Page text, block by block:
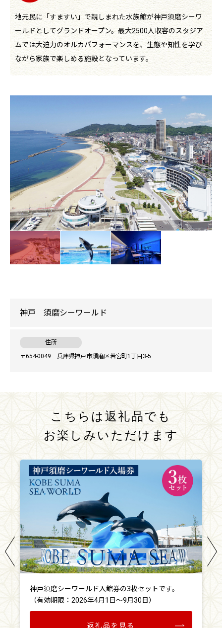
地元民に「すますい」で親しまれた水族館が神戸須磨シーワ
ールドとしてグランドオープン。最大2500人収容のスタジア
ムでは大迫力のオルカパフォーマンスを、生態や知性を学び
ながら家族で楽しめる施設となっています。
神戸 須磨シーワールド
住所
〒654-0049 兵庫県神戸市須磨区若宮町1丁目3-5
こちらは返礼品でも
お楽しみいただけます
神戸須磨シーワールド入館券の3枚セットです。
（有効期限：2026年4月1日～9月30日）
返礼品を見る